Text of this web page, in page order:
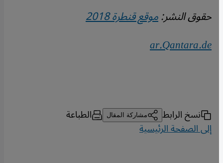
حقوق النشر:موقع قنطرة 2018
ar.Qantara.de
نسخ الرابط مشاركة المقال الطباعة
إلى الصفحة الرئيسية